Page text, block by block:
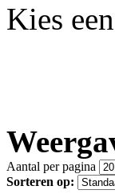
Kies
Aantal per pagina
Sorteren op: